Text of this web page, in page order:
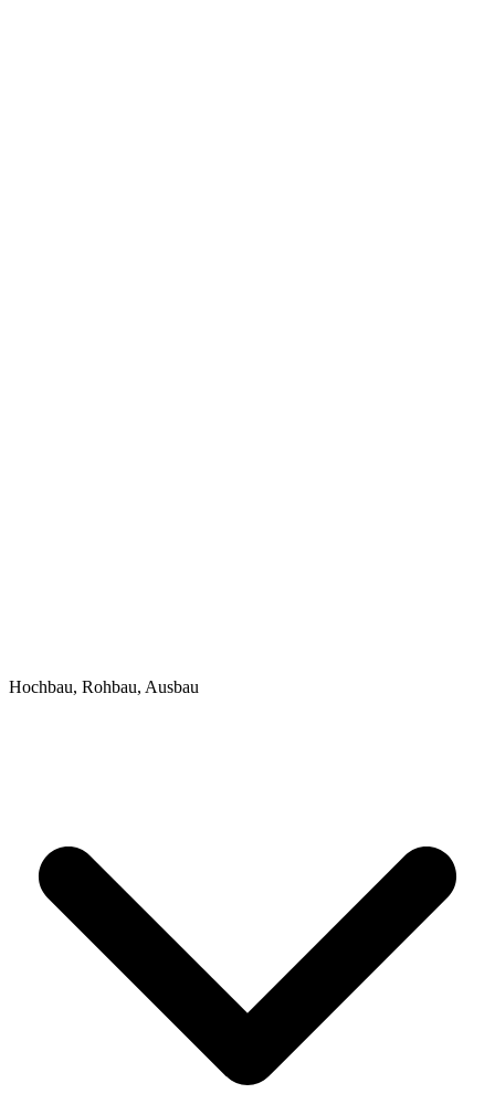
Hochbau, Rohbau, Ausbau